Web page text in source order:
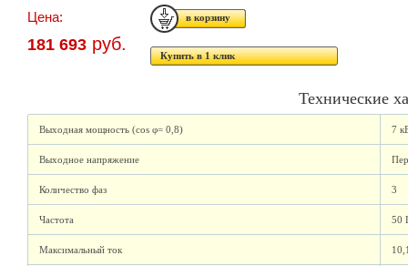
Цена:
181 693 руб.
Купить в 1 клик
Технические
Выходная мощность (cos φ= 0,8) 7
Выходное напряжение
Количество фаз 3
Частота 50
Максимальный ток